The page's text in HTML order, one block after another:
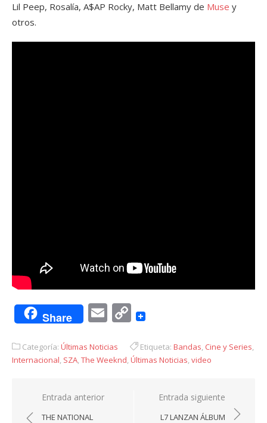
Lil Peep, Rosalía, A$AP Rocky, Matt Bellamy de Muse y
otros.
Share EmailCopy
Categoría: Últimas Noticias Etiqueta: Bandas, Cine y Series,
Internacional, SZA,The Weeknd,Últimas Noticias,video
Navegación
de
Entrada anterior
THE NATIONAL
Entrada siguiente
L7 LANZAN ÁLBUM